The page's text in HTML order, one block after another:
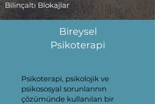
Bilinçaltı Blokajlar
Bireysel
Psikoterapi
Psikoterapi, psikolojik ve
psikososyal sorunlarının
çözümünde kullanılan bir